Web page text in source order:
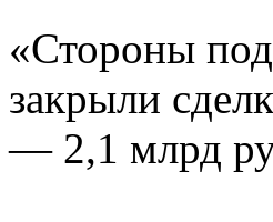
«Стороны
закрыли
— 2,1 млрд